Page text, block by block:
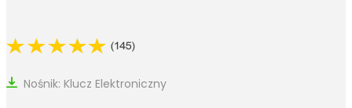
Nośnik: Klucz Elektroniczny